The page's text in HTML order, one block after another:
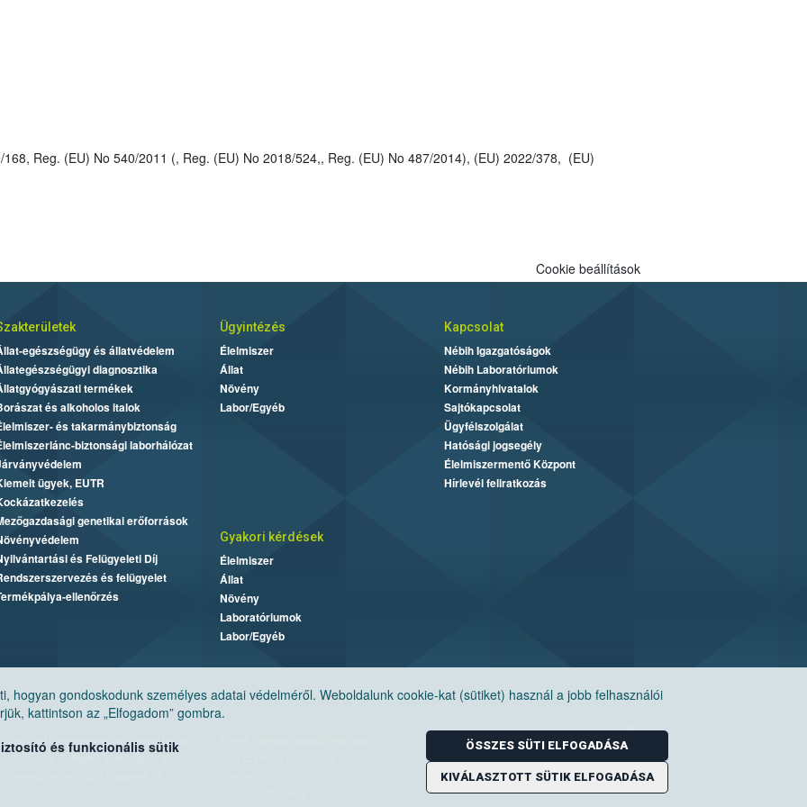
(EU) No 487/2014), (EU) 2022/378, (EU)
hogyan gondoskodunk személyes adatai védelméről. Weboldalunk cookie-kat (sütiket) használ a jobb felhasználói
kattintson az „Elfogadom” gombra.
és funkcionális sütik
ÖSSZES SÜTI ELFOGADÁSA
KIVÁLASZTOTT SÜTIK ELFOGADÁSA
Cookie beállítások
egészségügy és állatvédelem
diagnosztika
termékek
és alkoholos italok
és takarmánybiztonság
biztonsági laborhálózat
ügyek, EUTR
genetikai erőforrások
és Felügyeleti Díj
és felügyelet
ellenőrzés
Ügyintézés
Élelmiszer
Állat
Növény
Labor/Egyéb
Kapcsolat
Nébih Igazgatóságok
Nébih Laboratóriumok
Kormányhivatalok
Sajtókapcsolat
Ügyfélszolgálat
Hatósági jogsegély
Élelmiszermentő Központ
Hírlevél feliratkozás
Gyakori kérdések
Élelmiszer
Állat
Növény
Laboratóriumok
Labor/Egyéb
Nemzeti Élelmiszerlánc-biztonsági Hivatal